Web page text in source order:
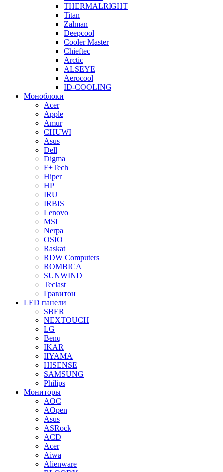
THERMALRIGHT
Titan
Zalman
Deepcool
Cooler Master
Chieftec
Arctic
ALSEYE
Aerocool
ID-COOLING
Моноблоки
Acer
Apple
Amur
CHUWI
Asus
Dell
Digma
F+Tech
Hiper
HP
IRU
IRBIS
Lenovo
MSI
Nerpa
OSIO
Raskat
RDW Computers
ROMBICA
SUNWIND
Teclast
Гравитон
LED панели
SBER
NEXTOUCH
LG
Benq
IKAR
IIYAMA
HISENSE
SAMSUNG
Philips
Мониторы
AOC
AOpen
Asus
ASRock
ACD
Acer
Aiwa
Alienware